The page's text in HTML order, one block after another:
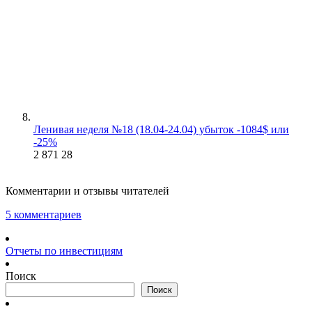
Ленивая неделя №18 (18.04-24.04) убыток -1084$ или
-25%
2 871 28
Комментарии и отзывы читателей
5 комментариев
Отчеты по инвестициям
Поиск
Поиск